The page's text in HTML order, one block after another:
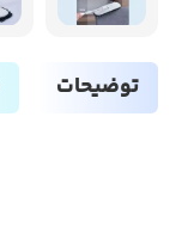
توضیحات